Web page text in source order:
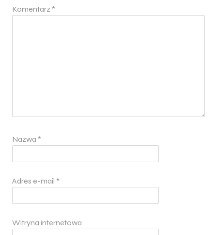
Komentarz *
Nazwa *
Adres e-mail *
Witryna internetowa